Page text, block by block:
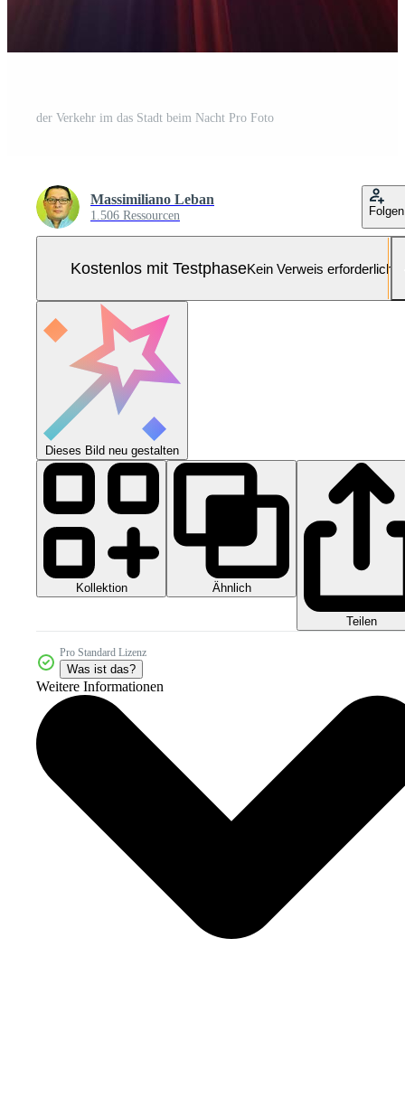
der Verkehr im das Stadt beim Nacht Pro Foto
Massimiliano Leban
1.506 Ressourcen Folgen
Kostenlos mit TestphaseKein Verweis erforderlich
Dieses Bild neu gestalten
Kollektion Ähnlich
Teilen
Pro Standard Lizenz
Was ist das?
Weitere Informationen